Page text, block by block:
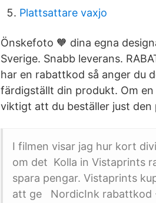
Plattsattare vaxjo
Önskefoto 🧡 dina egna
Sverige. Snabb leverans.
har en rabattkod så anger du
färdigställt din produkt. Om
viktigt att du beställer just
I filmen visar jag hur kort
om det Kolla in Vistaprints
spara pengar. Vistaprints
att ge NordicInk rabattkod